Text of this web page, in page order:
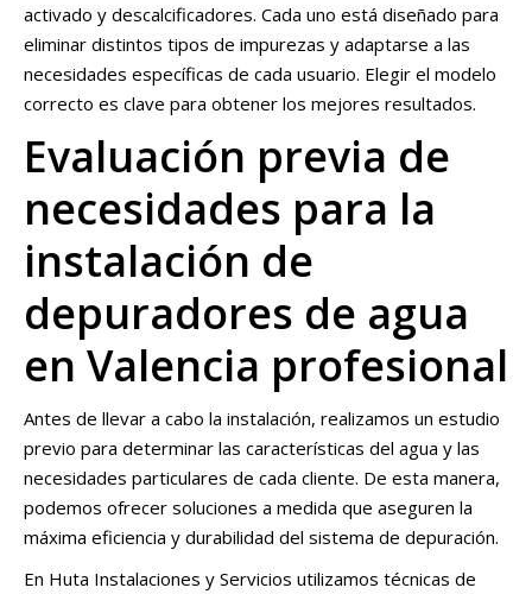
activado y descalcificadores. Cada uno está diseñado para
eliminar distintos tipos de impurezas y adaptarse a las
necesidades específicas de cada usuario. Elegir el modelo
correcto es clave para obtener los mejores resultados.
Evaluación previa de
necesidades para la
instalación de
depuradores de agua
en Valencia profesional
Antes de llevar a cabo la instalación, realizamos un estudio
previo para determinar las características del agua y las
necesidades particulares de cada cliente. De esta manera,
podemos ofrecer soluciones a medida que aseguren la
máxima eficiencia y durabilidad del sistema de depuración.
En Huta Instalaciones y Servicios utilizamos técnicas de